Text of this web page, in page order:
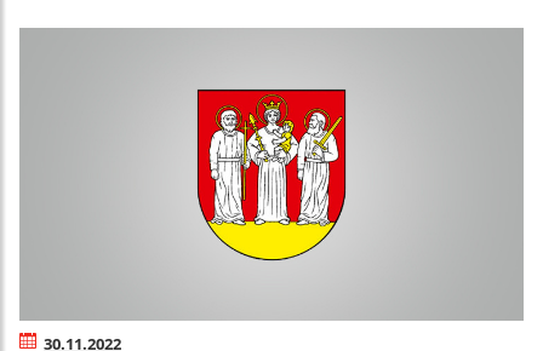
30.11.2022